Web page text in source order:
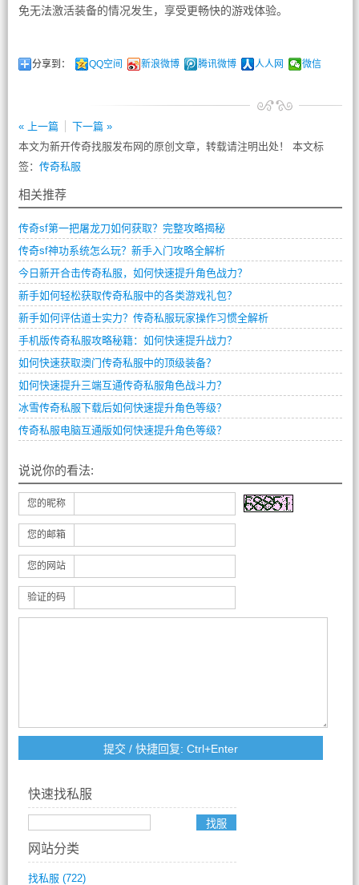
免无法激活装备的情况发生，享受更畅快的游戏体验。
分享到： QQ空间 新浪微博 腾讯微博 人人网 微信
« 上一篇
下一篇 »
本文为新开传奇找服发布网的原创文章，转载请注明出处！ 本文标
签： 传奇私服
相关推荐
传奇sf第一把屠龙刀如何获取？完整攻略揭秘
传奇sf神功系统怎么玩？新手入门攻略全解析
今日新开合击传奇私服，如何快速提升角色战力？
新手如何轻松获取传奇私服中的各类游戏礼包？
新手如何评估道士实力？传奇私服玩家操作习惯全解析
手机版传奇私服攻略秘籍：如何快速提升战力？
如何快速获取澳门传奇私服中的顶级装备？
如何快速提升三端互通传奇私服角色战斗力？
冰雪传奇私服下载后如何快速提升角色等级？
传奇私服电脑互通版如何快速提升角色等级？
说说你的看法:
您的昵称
您的邮箱
您的网站
验证的码
快速找私服
网站分类
找私服 (722)